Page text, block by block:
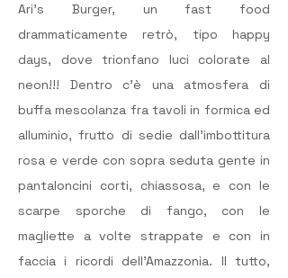
Ari’s Burger, un fast food
drammaticamente retrò, tipo happy
days, dove trionfano luci colorate al
neon!!! Dentro c’è una atmosfera di
buffa mescolanza fra tavoli in formica ed
alluminio, frutto di sedie dall’imbottitura
rosa e verde con sopra seduta gente in
pantaloncini corti, chiassosa, e con le
scarpe sporche di fango, con le
magliette a volte strappate e con in
faccia i ricordi dell’Amazzonia. Il tutto,